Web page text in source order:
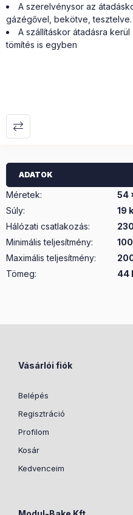
A szerelvénysor az
gázégővel, bekötve, tesztelve.
A szállításkor átadásra
tömítés is egyben
ADATOK
Méretek:
54
Súly:
19
Hálózati csatlakozás:
Minimális teljesítmény:
Maximális teljesítmény:
Tömeg:
44
Vásárlói fiók
Belépés
Regisztráció
Profilom
Kosár
Kedvenceim